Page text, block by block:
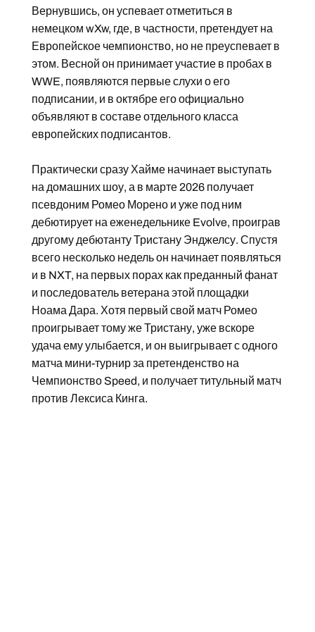
Вернувшись, он успевает отметиться в
немецком wXw, где, в частности, претендует на
Европейское чемпионство, но не преуспевает в
этом. Весной он принимает участие в пробах в
WWE, появляются первые слухи о его
подписании, и в октябре его официально
объявляют в составе отдельного класса
европейских подписантов.
Практически сразу Хайме начинает выступать
на домашних шоу, а в марте 2026 получает
псевдоним Ромео Морено и уже под ним
дебютирует на еженедельнике Evolve, проиграв
другому дебютанту Тристану Энджелсу. Спустя
всего несколько недель он начинает появляться
и в NXT, на первых порах как преданный фанат
и последователь ветерана этой площадки
Ноама Дара. Хотя первый свой матч Ромео
проигрывает тому же Тристану, уже вскоре
удача ему улыбается, и он выигрывает с одного
матча мини-турнир за претенденство на
Чемпионство Speed, и получает титульный матч
против Лексиса Кинга.